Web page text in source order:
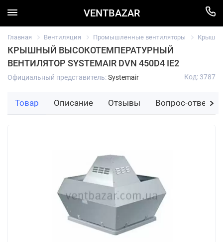
VENTBAZAR
Главная Вентиляция Промышленные вентиляторы
КРЫШНЫЙ ВЫСОКОТЕМПЕРАТУРНЫЙ
ВЕНТИЛЯТОР SYSTEMAIR DVN 450D4 IE2
Официальный представитель:Systemair Код: 3787
Товар Описание Отзывы Вопрос-ответ